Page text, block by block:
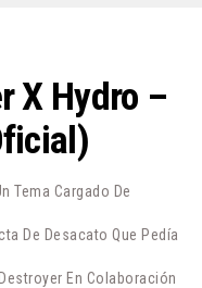
X Hydro –
Tema Cargado De
De Desacato Que Pedía
En Colaboración